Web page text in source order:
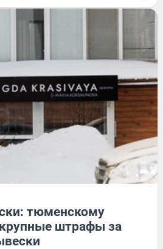
тюменскому
крупные штрафы за